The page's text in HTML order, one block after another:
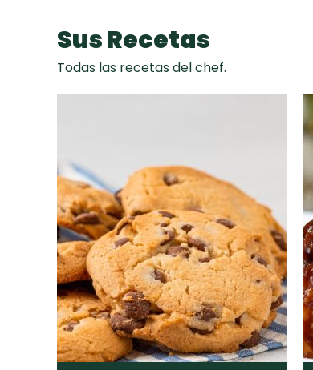
Sus Recetas
Todas las recetas del chef.